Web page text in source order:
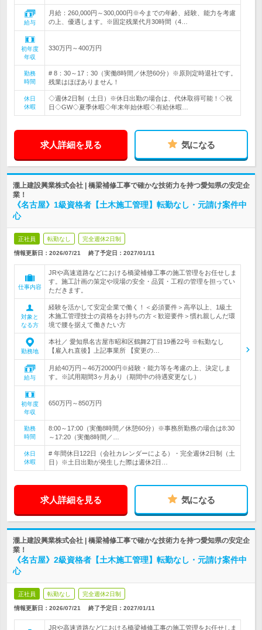
給与
月給：260,000円～300,000円※今までの年齢、経験、能力を考慮
の上、優遇します。※固定残業代月30時間（4…
初年度
年収
330万円～400万円
勤務
時間
# 8：30～17：30（実働8時間／休憩60分）※原則定時退社です。
残業はほぼありません！
休日
休暇
◇週休2日制（土日）※休日出勤の場合は、代休取得可能！◇祝
日◇GW◇夏季休暇◇年末年始休暇◇有給休暇…
求人詳細を見る 気になる
瀧上建設興業株式会社 | 橋梁補修工事で確かな技術力を持つ愛知県の安定企
業！
《名古屋》1級資格者【土木施工管理】転勤なし・元請け案件中
心
正社員 転勤なし 完全週休2日制
情報更新日：2026/07/21 終了予定日： 2027/01/11
仕事内容
JRや高速道路などにおける橋梁補修工事の施工管理をお任せしま
す。施工計画の策定や現場の安全・品質・工程の管理を担ってい
ただきます。
対象と
なる方
経験を活かして安定企業で働く！＜必須要件＞高卒以上、1級土
木施工管理技士の資格をお持ちの方＜歓迎要件＞慣れ親しんだ環
境で腰を据えて働きたい方
勤務地
本社／ 愛知県名古屋市昭和区鶴舞2丁目19番22号 ※転勤なし
【雇入れ直後】上記事業所 【変更の…
給与
月給40万円～46万2000円※経験・能力等を考慮の上、決定しま
す。※試用期間3ヶ月あり（期間中の待遇変更なし）
初年度
年収
650万円～850万円
勤務
時間
8:00～17:00（実働8時間／休憩60分）※事務所勤務の場合は8:30
～17:20（実働8時間／…
休日
休暇
# 年間休日122日（会社カレンダーによる）・完全週休2日制（土
日）※土日出勤が発生した際は週休2日…
求人詳細を見る 気になる
瀧上建設興業株式会社 | 橋梁補修工事で確かな技術力を持つ愛知県の安定企
業！
《名古屋》2級資格者【土木施工管理】転勤なし・元請け案件中
心
正社員 転勤なし 完全週休2日制
情報更新日：2026/07/21 終了予定日： 2027/01/11
JRや高速道路などにおける橋梁補修工事の施工管理をお任せしま